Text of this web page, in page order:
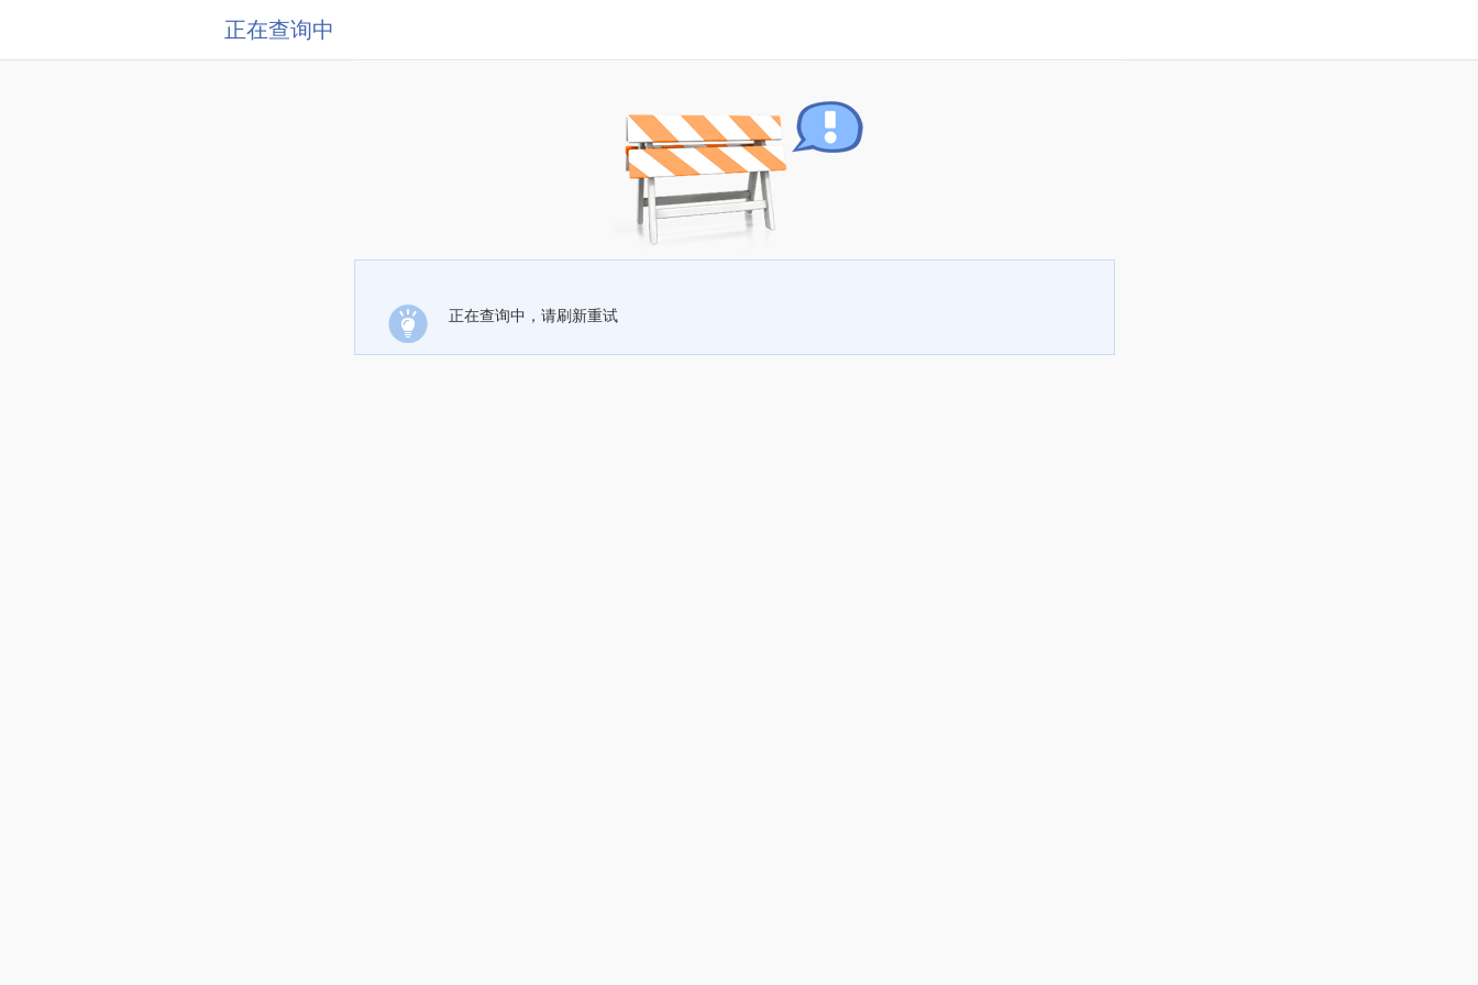
正在查询中
正在查询中，请刷新重试